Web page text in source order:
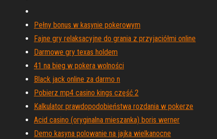
Pełny bonus w kasynie pokerowym
Fajne gry relaksacyjne do grania z przyjaciółmi online
Darmowe gry texas holdem
41 na bieg w pokera wolności
Black jack online za darmo n
Pobierz mp4 casino kings część 2
Kalkulator prawdopodobieństwa rozdania w pokerze
Acid casino (oryginalna mieszanka) boris werner
Demo kasyna polowanie na jajka wielkanocne